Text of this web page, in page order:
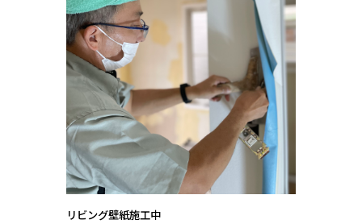
リビング壁紙施工中